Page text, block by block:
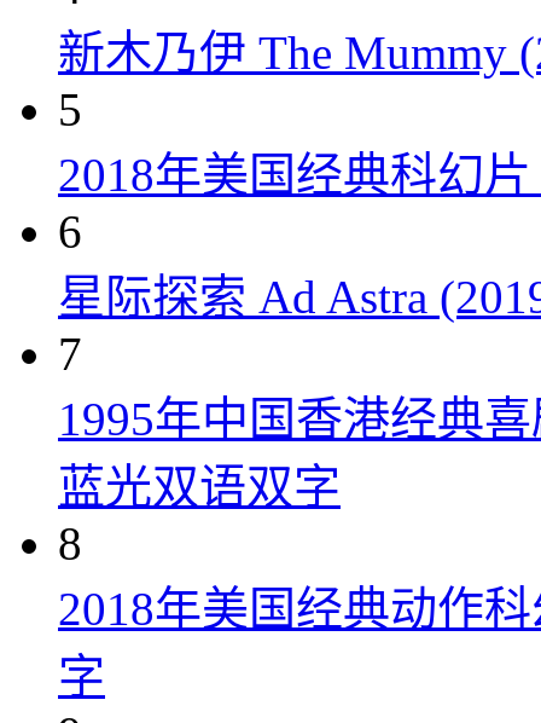
新木乃伊 The Mummy
5
2018年美国经典科幻
6
星际探索 Ad Astra
7
1995年中国香港经典
蓝光双语双字
8
2018年美国经典动作
字